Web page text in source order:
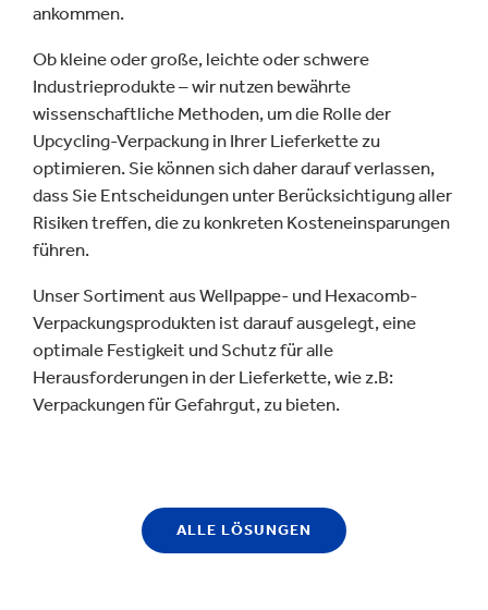
ankommen.
Ob kleine oder große, leichte oder schwere
Industrieprodukte – wir nutzen bewährte
wissenschaftliche Methoden, um die Rolle der
Upcycling-Verpackung in Ihrer Lieferkette zu
optimieren. Sie können sich daher darauf verlassen,
dass Sie Entscheidungen unter Berücksichtigung aller
Risiken treffen, die zu konkreten Kosteneinsparungen
führen.
Unser Sortiment aus Wellpappe- und Hexacomb-
Verpackungsprodukten ist darauf ausgelegt, eine
optimale Festigkeit und Schutz für alle
Herausforderungen in der Lieferkette, wie z.B:
Verpackungen für Gefahrgut, zu bieten.
ALLE LÖSUNGEN